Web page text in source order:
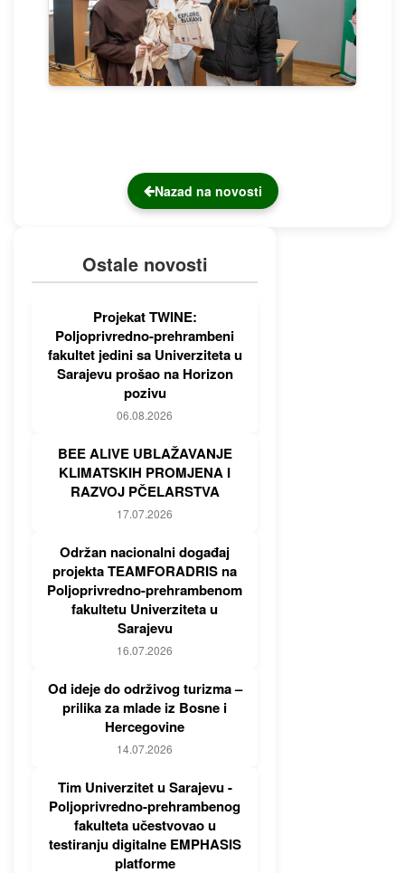
Nazad na novosti
Ostale novosti
Projekat TWINE:
Poljoprivredno-prehrambeni
fakultet jedini sa Univerziteta u
Sarajevu prošao na Horizon
pozivu
06.08.2026
BEE ALIVE UBLAŽAVANJE
KLIMATSKIH PROMJENA I
RAZVOJ PČELARSTVA
17.07.2026
Održan nacionalni događaj
projekta TEAMFORADRIS na
Poljoprivredno-prehrambenom
fakultetu Univerziteta u
Sarajevu
16.07.2026
Od ideje do održivog turizma –
prilika za mlade iz Bosne i
Hercegovine
14.07.2026
Tim Univerzitet u Sarajevu -
Poljoprivredno-prehrambenog
fakulteta učestvovao u
testiranju digitalne EMPHASIS
platforme